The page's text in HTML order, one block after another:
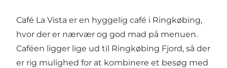
Café La Vista er en hyggelig café i Ringkøbing,
hvor der er nærvær og god mad på menuen.
Caféen ligger lige ud til Ringkøbing Fjord, så der
er rig mulighed for at kombinere et besøg med